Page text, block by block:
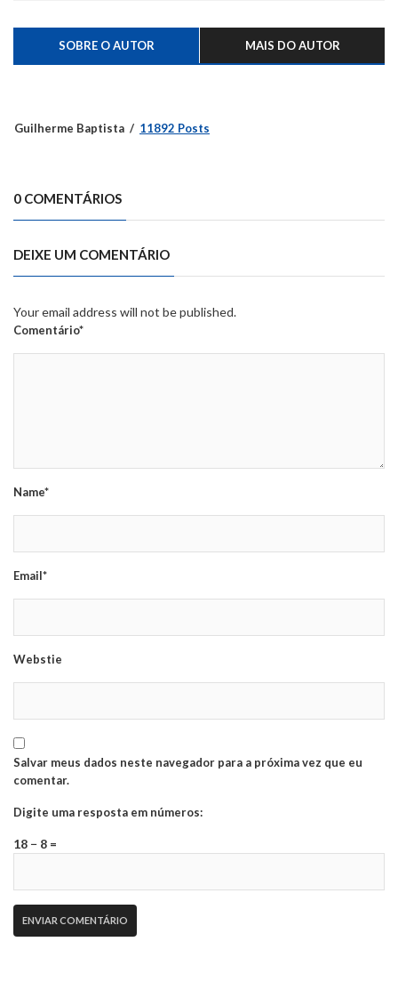
SOBRE O AUTOR MAIS DO AUTOR
Guilherme Baptista 11892 Posts
0 COMENTÁRIOS
DEIXE UM COMENTÁRIO
Your email address will not be published.
Comentário*
Name*
Email*
Webstie
Salvar meus dados neste navegador para a próxima vez que eu
comentar.
Digite uma resposta em números:
18 − 8 =